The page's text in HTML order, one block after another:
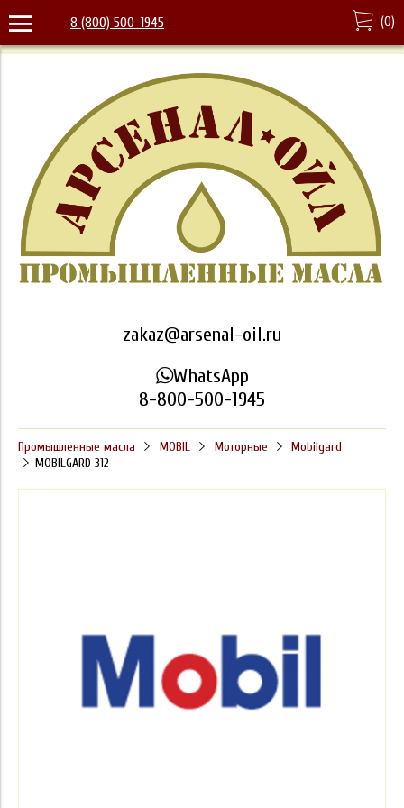
8 (800) 500-1945 (0)
zakaz@arsenal-oil.ru
WhatsApp
8-800-500-1945
Промышленные масла MOBIL Моторные
Mobilgard
MOBILGARD 312